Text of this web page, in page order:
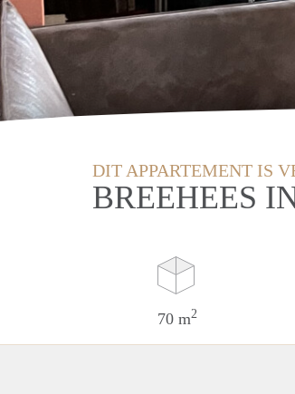
DIT APPARTEMENT IS
BREEHEES
70 m2